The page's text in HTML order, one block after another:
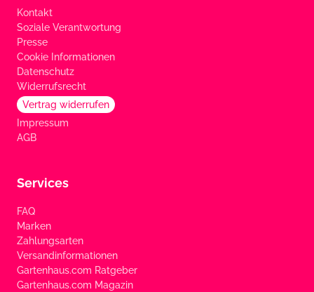
Kontakt
Soziale Verantwortung
Presse
Cookie Informationen
Datenschutz
Widerrufsrecht
Vertrag widerrufen
Impressum
AGB
Services
FAQ
Marken
Zahlungsarten
Versandinformationen
Gartenhaus.com Ratgeber
Gartenhaus.com Magazin